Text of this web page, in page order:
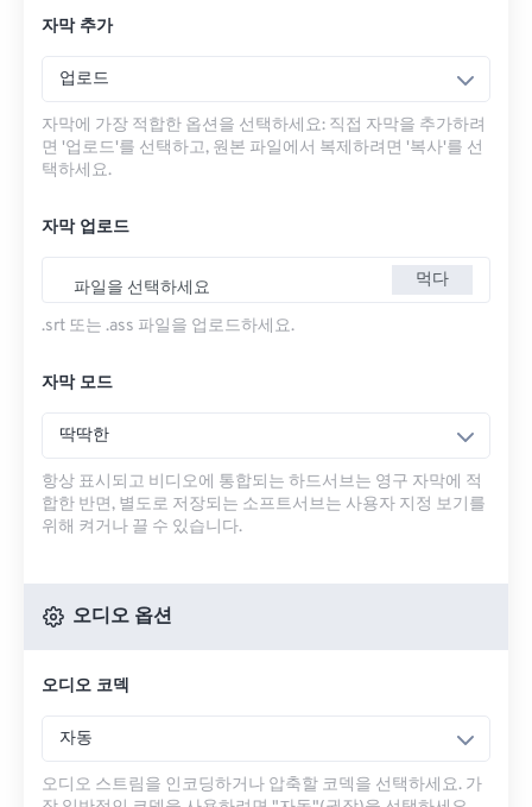
자막 추가
업로드
자막에 가장 적합한 옵션을 선택하세요: 직접 자막을 추가하려
면 '업로드'를 선택하고, 원본 파일에서 복제하려면 '복사'를 선
택하세요.
자막 업로드
파일을 선택하세요 먹다
.srt 또는 .ass 파일을 업로드하세요.
자막 모드
딱딱한
항상 표시되고 비디오에 통합되는 하드서브는 영구 자막에 적
합한 반면, 별도로 저장되는 소프트서브는 사용자 지정 보기를
위해 켜거나 끌 수 있습니다.
오디오 옵션
오디오 코덱
자동
오디오 스트림을 인코딩하거나 압축할 코덱을 선택하세요. 가